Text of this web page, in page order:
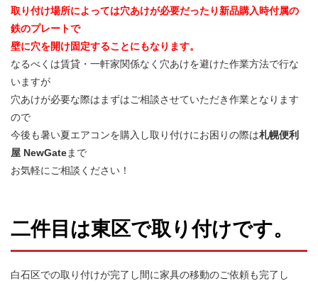
取り付け場所によっては穴あけが必要だったり新品購入時付属の
鉄のプレートで
壁に穴を開け固定することにもなります。
なるべくは賃貸・一軒家関係なく穴あけを避けた作業方法で行な
いますが
穴あけが必要な際はまずはご相談させていただき作業となります
ので
今後も暑い夏エアコンを購入し取り付けにお困りの際は札幌便利
屋 NewGateまで
お気軽にご相談ください！
二件目は東区で取り付けです。
白石区での取り付けが完了し間に家具の移動のご依頼も完了し